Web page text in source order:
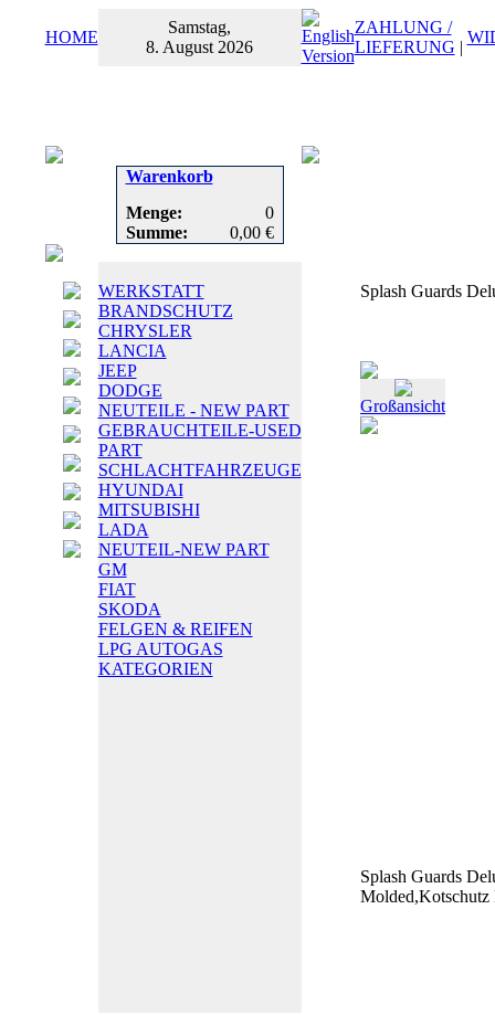
HOME
Samstag,
8. August 2026
ZAHLUNG /
LIEFERUNG |
Warenkorb
Menge:
0
Summe:
0,00 €
WERKSTATT
BRANDSCHUTZ
CHRYSLER
LANCIA
JEEP
DODGE
NEUTEILE - NEW PART
GEBRAUCHTEILE-USED
PART
SCHLACHTFAHRZEUGE
HYUNDAI
MITSUBISHI
LADA
NEUTEIL-NEW PART
GM
FIAT
SKODA
FELGEN & REIFEN
LPG AUTOGAS
KATEGORIEN
Splash Guards
Großansicht
Splash Guards
Molded,Kotschutz